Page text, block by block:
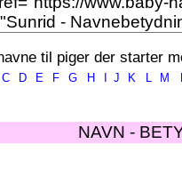
til piger der starter
C D E F G H J K L M
NAVN -